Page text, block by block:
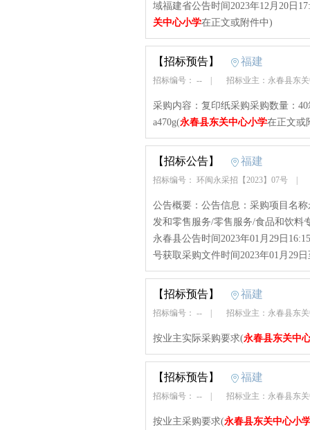
域福建省公告时间2023年12月20日
关中心小学在正文或附件中)
【招标预告】 福建
招标编号： -- 招标业主：永春县东
采购内容：复印纸采购采购数量：
a470g(永春县东关中心小学在正文或
【招标公告】 福建
招标编号： 环闽永采招【2023】07号
公告概要：公告信息：采购项目名
发和零售服务/零售服务/食品和饮料
永春县公告时间2023年01月29日
号获取采购文件时间2023年01月29日
【招标预告】 福建
招标编号： -- 招标业主：永春县东
按业主实际采购要求(永春县东关中
【招标预告】 福建
招标编号： -- 招标业主：永春县东
按业主采购要求(永春县东关中心小